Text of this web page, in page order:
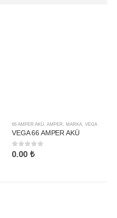
66 AMPER AKÜ AMPER MARKA VEGA
VEGA 66 AMPER AKÜ
05 üzerinden
0.00 ₺